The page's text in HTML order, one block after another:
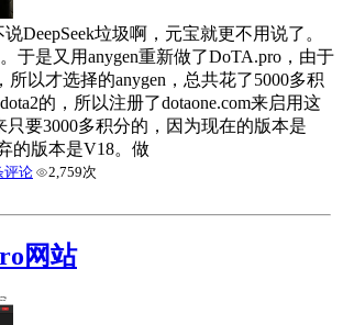
说DeepSeek垃圾啊，元宝就更不用说了。
于是又用anygen重新做了DoTA.pro，由于
所以才选择的anygen，总共花了5000多积
的，所以注册了dotaone.com来启用这
只要3000多积分的，因为现在的版本是
的版本是V18。做
评论 2,759次
网站